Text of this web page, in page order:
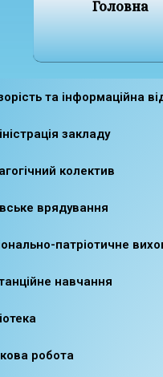
Головна
та інформаційна
закладу
колектив
врядування
патріотичне
навчання
робота